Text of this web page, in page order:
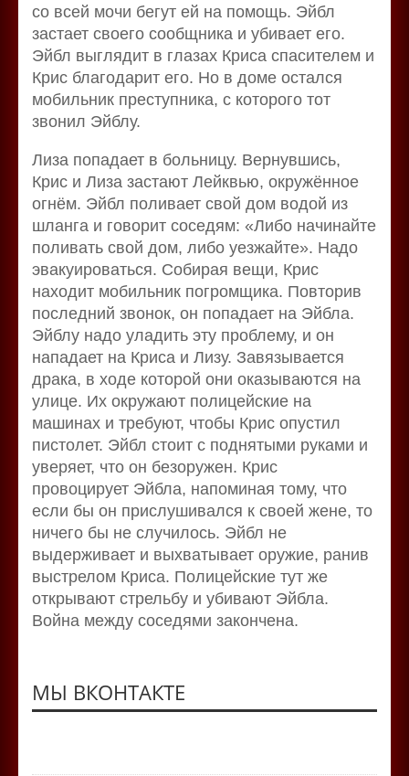
со всей мочи бегут ей на помощь. Эйбл
застает своего сообщника и убивает его.
Эйбл выглядит в глазах Криса спасителем и
Крис благодарит его. Но в доме остался
мобильник преступника, с которого тот
звонил Эйблу.
Лиза попадает в больницу. Вернувшись,
Крис и Лиза застают Лейквью, окружённое
огнём. Эйбл поливает свой дом водой из
шланга и говорит соседям: «Либо начинайте
поливать свой дом, либо уезжайте». Надо
эвакуироваться. Собирая вещи, Крис
находит мобильник погромщика. Повторив
последний звонок, он попадает на Эйбла.
Эйблу надо уладить эту проблему, и он
нападает на Криса и Лизу. Завязывается
драка, в ходе которой они оказываются на
улице. Их окружают полицейские на
машинах и требуют, чтобы Крис опустил
пистолет. Эйбл стоит с поднятыми руками и
уверяет, что он безоружен. Крис
провоцирует Эйбла, напоминая тому, что
если бы он прислушивался к своей жене, то
ничего бы не случилось. Эйбл не
выдерживает и выхватывает оружие, ранив
выстрелом Криса. Полицейские тут же
открывают стрельбу и убивают Эйбла.
Война между соседями закончена.
МЫ ВКОНТАКТЕ